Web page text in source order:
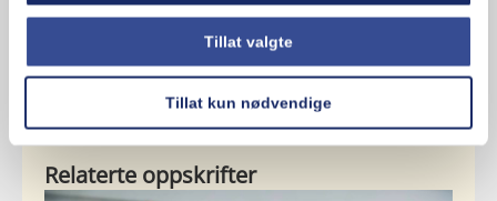
Tillat valgte
Tillat kun nødvendige
Relaterte oppskrifter